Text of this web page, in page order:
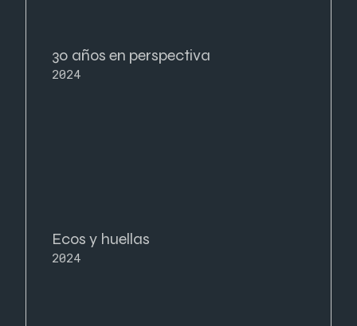
30 años en perspectiva
2024
Ecos y huellas
2024